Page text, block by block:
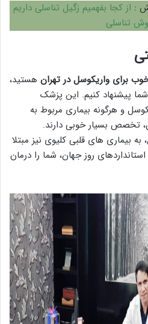
: از کجا بفهمیم زگیل تناسلی داریم
تناسلی
برای واریکوسل در تهران هستید،
شما پیشنهاد کنیم. این پزشک
و هرگونه بیماری مربوط به
تخصص بسیار خوبی دارند.
بیماری های قلبی کلیوی نیز مبتلا
روز جهان، شما را درمان